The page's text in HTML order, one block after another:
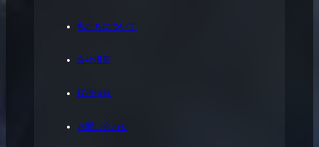
私たちについて
会社概要
採用情報
お問い合わせ